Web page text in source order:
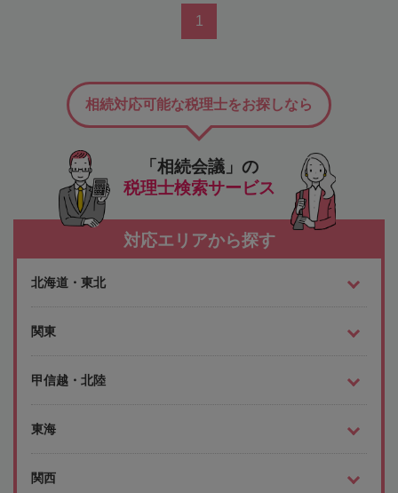
1
「相続会議」の
税理士検索サービス
相続対応可能な税理士をお探しなら
対応エリアから探す
北海道・東北
関東
甲信越・北陸
東海
関西